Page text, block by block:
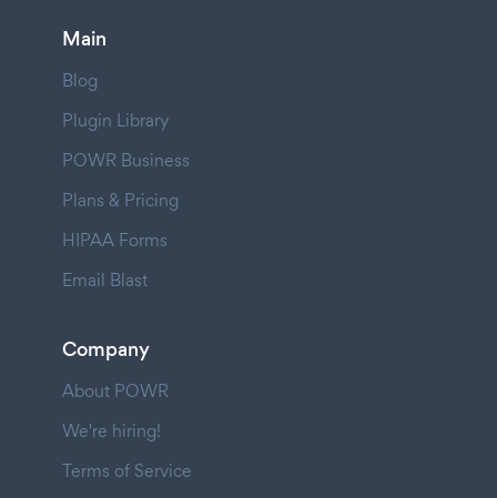
Main
Blog
Plugin Library
POWR Business
Plans & Pricing
HIPAA Forms
Email Blast
Company
About POWR
We're hiring!
Terms of Service